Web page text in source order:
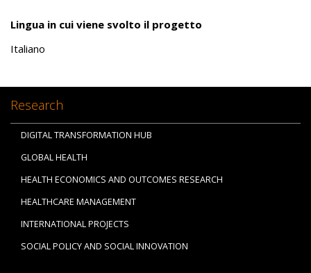
Lingua in cui viene svolto il progetto
Italiano
Research
DIGITAL TRANSFORMATION HUB
GLOBAL HEALTH
HEALTH ECONOMICS AND OUTCOMES RESEARCH
HEALTHCARE MANAGEMENT
INTERNATIONAL PROJECTS
SOCIAL POLICY AND SOCIAL INNOVATION